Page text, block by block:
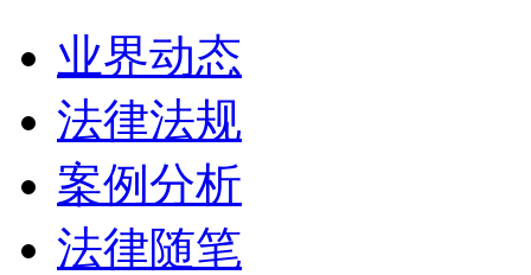
业界动态
法律法规
案例分析
法律随笔